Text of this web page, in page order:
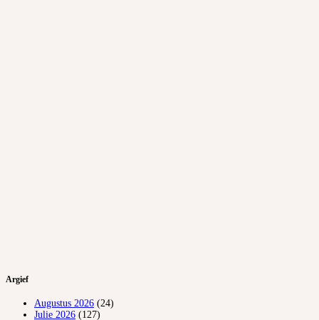
Argief
Augustus 2026 (24)
Julie 2026 (127)